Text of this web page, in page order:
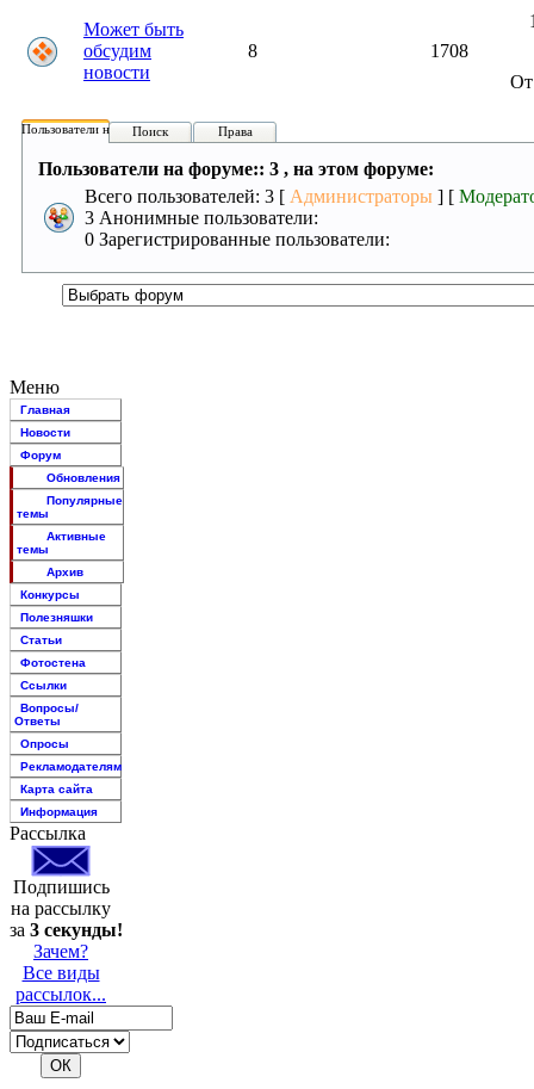
Может быть
обсудим
новости
8 1708
Пользователи на форуме:
Поиск Права
Пользователи на форуме:: 3 , на этом форуме:
Всего пользователей: 3 [ Администраторы ] [
3 Анонимные пользователи:
0 Зарегистрированные пользователи:
Меню
Главная
Новости
Форум
Обновления
Популярные
темы
Активные
темы
Архив
Конкурсы
Полезняшки
Статьи
Фотостена
Ссылки
Вопросы/
Ответы
Опросы
Рекламодателям
Карта сайта
Информация
Рассылка
Подпишись
на рассылку
за 3 секунды!
Зачем?
Все виды
рассылок...